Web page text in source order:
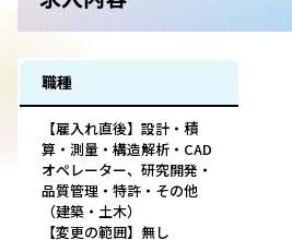
職種
【雇入れ直後】設計・積
算・測量・構造解析・CAD
オペレーター、研究開発・
品質管理・特許・その他
（建築・土木）
【変更の範囲】無し